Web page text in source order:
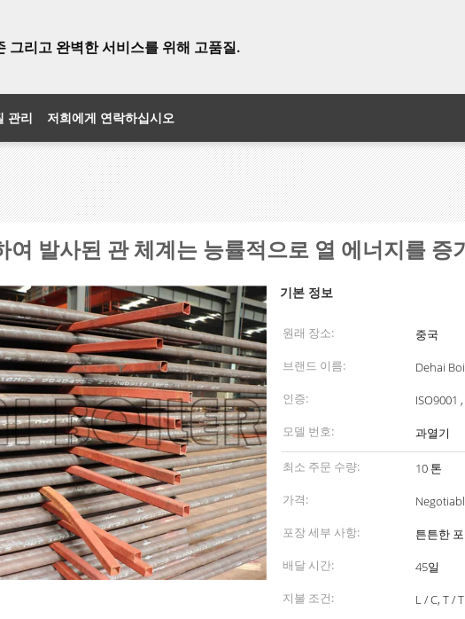
그리고 완벽한 서비스를 위해 고품질.
관리 저희에게 연락하십시오
여 발사된 관 체계는 능률적으로 열 에너지를 증
기본 정보
원래 장소:
중국
브랜드 이름:
Dehai
인증:
ISO9001
모델 번호:
과열기
최소 주문 수량:
10 톤
가격:
포장 세부 사항:
튼튼한
배달 시간:
45일
지불 조건:
L / C, T / T